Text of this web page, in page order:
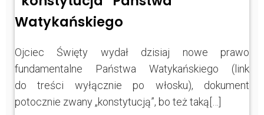
Watykańskiego
Ojciec Święty wydał dzisiaj nowe prawo
fundamentalne Państwa Watykańskiego (link
do treści wyłącznie po włosku), dokument
potocznie zwany „konstytucją”, bo też taką[…]